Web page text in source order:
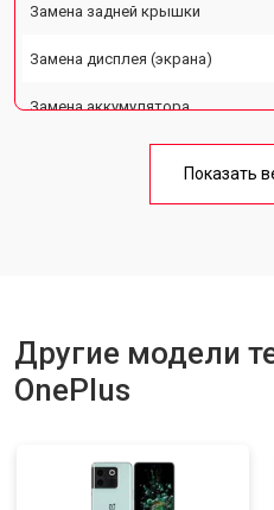
Замена задней крышки
Замена дисплея (экрана)
Замена аккумулятора
Ремонт цепи питания
Показать
Другие модели
OnePlus